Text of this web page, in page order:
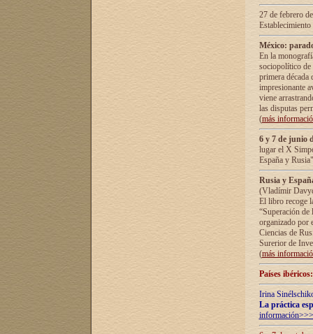
27 de febrero
México:
En la
sociopolítico de
primera década
impresionante
viene
las disputas
(más
6 y 7 de junio
lugar el X
España y
Rusia y
(Vladímir
El libro recoge
“Superación
organizado por
Ciencias de
Surerior de
(más
Países
Irina
La práctica
información>>>